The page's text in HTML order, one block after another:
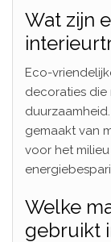
Wat zijn
Eco-
decoraties die
gemaakt van
voor het
Welke
gebruikt